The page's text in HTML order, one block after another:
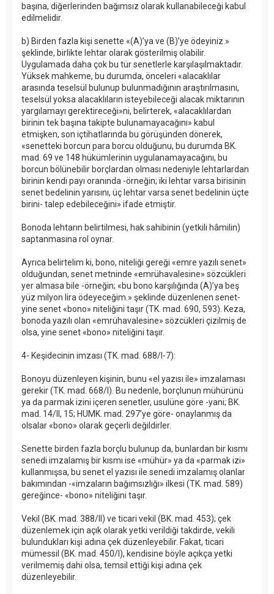
başına, diğerlerinden bağımsız olarak kullanabileceği kabul
edilmelidir.
b) Birden fazla kişi senette «(A)’ya ve (B)’ye ödeyiniz.»
şeklinde, birlikte lehtar olarak gösterilmiş olabilir.
Uygulamada daha çok bu tür senetlerle karşılaşılmaktadır.
Yüksek mahkeme, bu durumda, önceleri «alacaklılar
arasında teselsül bulunup bulunmadığının araştırılmasını,
teselsül yoksa alacaklıların isteyebileceği alacak miktarının
yargılamayı gerektireceği»ni, belirterek, «alacaklılardan
birinin tek başına takipte bulunamayacağını» kabul
etmişken, son içtihatlarında bu görüşünden dönerek,
«senetteki borcun para borcu olduğunu, bu durumda BK.
mad. 69 ve 148 hükümlerinin uygulanamayacağını, bu
borcun bölünebilir borçlardan olması nedeniyle lehtarlardan
birinin kendi payı oranında -örneğin; iki lehtar varsa birisinin
senet bedelinin yarısını, üç lehtar varsa senet bedelinin üçte
birini- talep edebileceğini» ifade etmiştir.
Bonoda lehtarın belirtilmesi, hak sahibinin (yetkili hâmilin)
saptanmasına rol oynar.
Ayrıca belirtelim ki, bono, niteliği gereği «emre yazılı senet»
olduğundan, senet metninde «emrühavalesine» sözcükleri
yer almasa bile -örneğin; «bu bono karşılığında (A)’ya beş
yüz milyon lira ödeyeceğim.» şeklinde düzenlenen senet-
yine senet «bono» niteliğini taşır (TK. mad. 690, 593). Keza,
bonoda yazılı olan «emrühavalesine» sözcükleri çizilmiş de
olsa, yine senet «bono» niteliğini taşır.
4- Keşidecinin imzası (TK. mad. 688/I-7):
Bonoyu düzenleyen kişinin, bunu «el yazısı ile» imzalaması
gerekir (TK. mad. 668/I). Bu nedenle, borçlunun mühürünü
ya da parmak izini içeren senetler, usulüne göre -yani; BK.
mad. 14/II, 15; HUMK. mad. 297’ye göre- onaylanmış da
olsalar «bono» olarak geçerli değildirler.
Senette birden fazla borçlu bulunup da, bunlardan bir kısmı
senedi imzalamış bir kısmı ise «mühür» ya da «parmak izi»
kullanmışsa, bu senet el yazısı ile senedi imzalamış olanlar
bakımından -«imzaların bağımsızlığı» ilkesi (TK. mad. 589)
gereğince- «bono» niteliğini taşır.
Vekil (BK. mad. 388/II) ve ticari vekil (BK. mad. 453); çek
düzenlemek için açık olarak yetki verildiği takdirde, vekili
bulundukları kişi adına çek düzenleyebilir. Fakat, ticari
mümessil (BK. mad. 450/I), kendisine böyle açıkça yetki
verilmemiş dahi olsa, temsil ettiği kişi adına çek
düzenleyebilir.